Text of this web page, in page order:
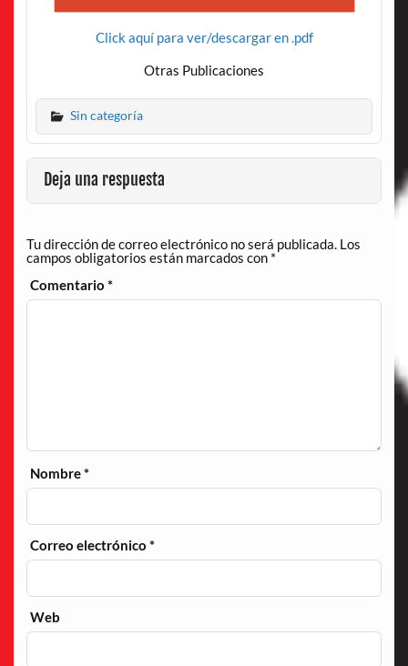
Click aquí para ver/descargar en .pdf
Otras Publicaciones
Sin categoría
Deja una respuesta
Tu dirección de correo electrónico no será publicada. Los
campos obligatorios están marcados con *
Comentario*
Nombre*
Correo electrónico*
Web